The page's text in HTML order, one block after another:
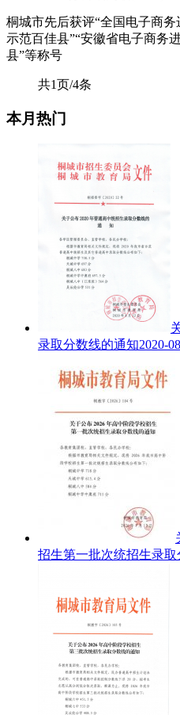
桐城市先后获评“全国电子商
示范百佳县”“安徽省电子商务
县”等称号
共1页/4条
本月热门
录取分数线的通知2020-
招生第一批次统招生录